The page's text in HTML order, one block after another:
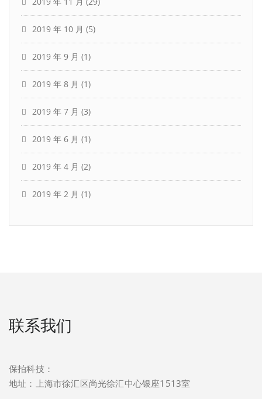
2019 年 10 月 (5)
2019 年 9 月 (1)
2019 年 8 月 (1)
2019 年 7 月 (3)
2019 年 6 月 (1)
2019 年 4 月 (2)
2019 年 2 月 (1)
联系我们
保拍科技：
地址：上海市徐汇区尚光徐汇中心银座1513室